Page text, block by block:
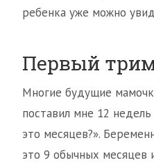
ребенка уже можно
Первый
Многие будущие
поставил мне 12
это месяцев?».
это 9 обычных месяцев